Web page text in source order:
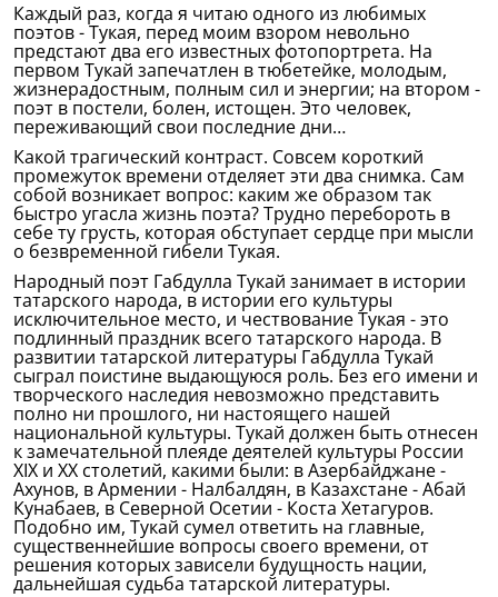
Каждый раз, когда я читаю одного из любимых
поэтов - Тукая, перед моим взором невольно
предстают два его известных фотопортрета. На
первом Тукай запечатлен в тюбетейке, молодым,
жизнерадостным, полным сил и энергии; на втором -
поэт в постели, болен, истощен. Это человек,
переживающий свои последние дни…
Какой трагический контраст. Совсем короткий
промежуток времени отделяет эти два снимка. Сам
собой возникает вопрос: каким же образом так
быстро угасла жизнь поэта? Трудно перебороть в
себе ту грусть, которая обступает сердце при мысли
о безвременной гибели Тукая.
Народный поэт Габдулла Тукай занимает в истории
татарского народа, в истории его культуры
исключительное место, и чествование Тукая - это
подлинный праздник всего татарского народа. В
развитии татарской литературы Габдулла Тукай
сыграл поистине выдающуюся роль. Без его имени и
творческого наследия невозможно представить
полно ни прошлого, ни настоящего нашей
национальной культуры. Тукай должен быть отнесен
к замечательной плеяде деятелей культуры России
XIX и XX столетий, какими были: в Азербайджане -
Ахунов, в Армении - Налбалдян, в Казахстане - Абай
Кунабаев, в Северной Осетии - Коста Хетагуров.
Подобно им, Тукай сумел ответить на главные,
существеннейшие вопросы своего времени, от
решения которых зависели будущность нации,
дальнейшая судьба татарской литературы.